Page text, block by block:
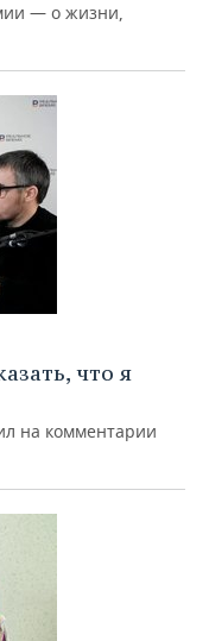
— о жизни,
что я
на комментарии